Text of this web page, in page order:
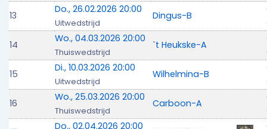
13
Do., 26.02.2026 20:00
Uitwedstrijd
Dingus-B
14
Wo., 04.03.2026 20:00
Thuiswedstrijd
`t Heukske-A
15
Di., 10.03.2026 20:00
Uitwedstrijd
Wilhelmina-B
16
Wo., 25.03.2026 20:00
Thuiswedstrijd
Carboon-A
Do., 02.04.2026 20:00